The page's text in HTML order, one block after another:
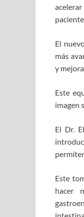
El
más
y
Este
imagen
El Dr.
Este
hacer